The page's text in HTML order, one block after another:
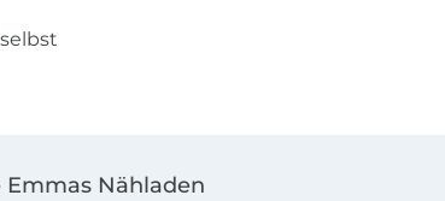
Emmas Nähladen